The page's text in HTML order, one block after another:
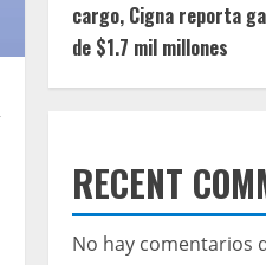
cargo, Cigna reporta
de $1.7 mil millones
RECENT
No hay comentarios